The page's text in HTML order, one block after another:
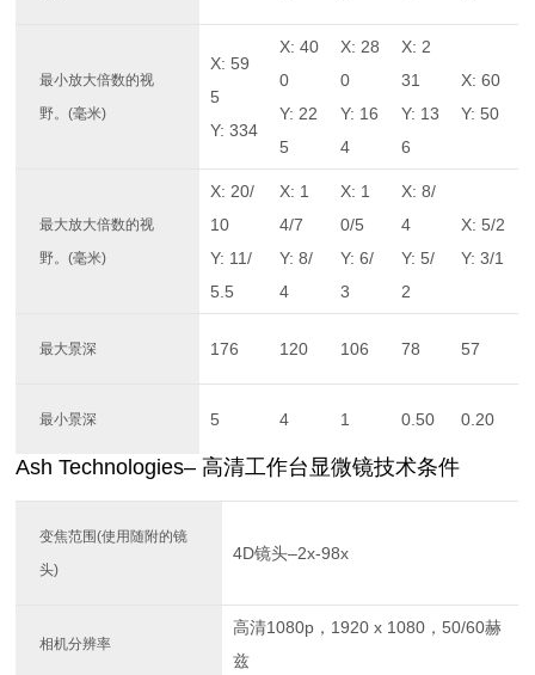
最小放大倍数的视
野。(毫米)
X: 59
5
Y: 334
X: 40
0
Y: 22
5
X: 28
0
Y: 16
4
X: 2
31
Y: 13
6
X: 60
Y: 50
最大放大倍数的视
野。(毫米)
X: 20/
10
Y: 11/
5.5
X: 1
4/7
Y: 8/
4
X: 1
0/5
Y: 6/
3
X: 8/
4
Y: 5/
2
X: 5/2
Y: 3/1
最大景深 176 120 106 78 57
最小景深 5 4 1 0.50 0.20
Ash Technologies– 高清工作台显微镜技术条件
变焦范围(使用随附的镜
头)
4D镜头–2x-98x
相机分辨率
高清1080p，1920 x 1080，50/60赫
兹